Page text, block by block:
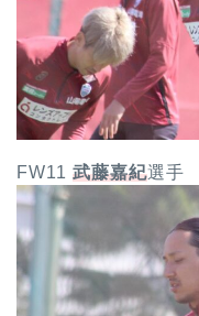
FW11 武藤嘉紀選手